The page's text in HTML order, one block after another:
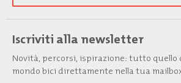
Iscriviti alla newsletter
Novità, percorsi, ispirazione: tutto quello
mondo bici direttamente nella tua